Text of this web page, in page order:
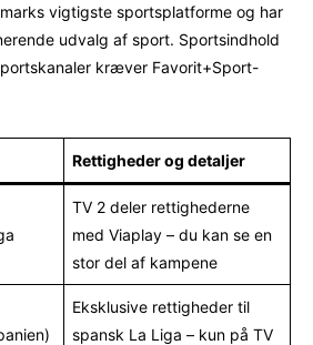
vigtigste sportsplatforme og har
udvalg af sport. Sportsindhold
kræver Favorit+Sport-
Rettigheder og detaljer
TV 2 deler rettighederne
med Viaplay – du kan se en
stor del af kampene
Eksklusive rettigheder til
spansk La Liga – kun på TV